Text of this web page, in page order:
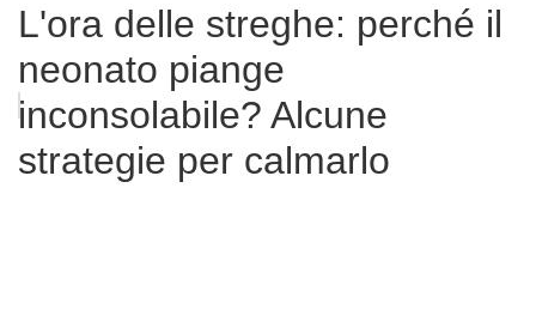
L'ora delle streghe: perché il
neonato piange
inconsolabile? Alcune
strategie per calmarlo